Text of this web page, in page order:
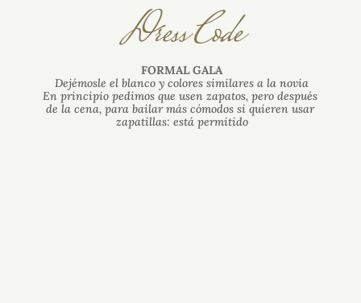
Dress Code
FORMAL GALA
Dejémosle el blanco y colores similares a la novia
En principio pedimos que usen zapatos, pero después
de la cena, para bailar más cómodos si quieren usar
zapatillas: está permitido